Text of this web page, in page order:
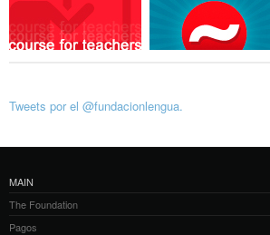
Tweets por el @fundacionlengua.
MAIN
The Foundation
Pagos